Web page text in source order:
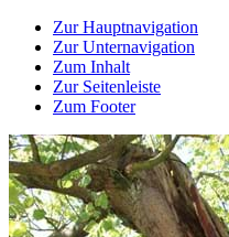
Zur Hauptnavigation
Zur Unternavigation
Zum Inhalt
Zur Seitenleiste
Zum Footer